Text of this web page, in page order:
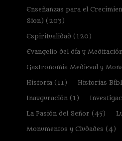
Enseñanzas para el
Sion) (203)
Espiritualidad (120)
Evangelio del día y Meditación
Gastronomía Medieval y
Historia (11) Historias
Inauguración (1)
La Pasión del Señor (45)
Monumentos y Ciudades (4)